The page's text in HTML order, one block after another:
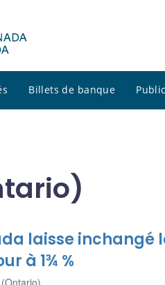
Billets de banque
laisse inchangé
à 1¾ %